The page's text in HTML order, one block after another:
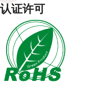
认证许可